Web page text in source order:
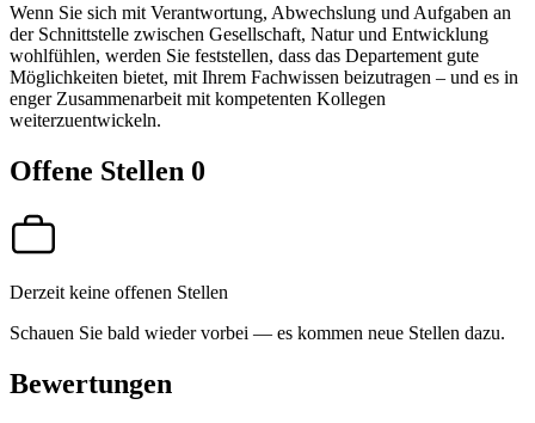
Wenn Sie sich mit Verantwortung, Abwechslung und Aufgaben an
der Schnittstelle zwischen Gesellschaft, Natur und Entwicklung
wohlfühlen, werden Sie feststellen, dass das Departement gute
Möglichkeiten bietet, mit Ihrem Fachwissen beizutragen – und es in
enger Zusammenarbeit mit kompetenten Kollegen
weiterzuentwickeln.
Offene Stellen 0
Derzeit keine offenen Stellen
Schauen Sie bald wieder vorbei — es kommen neue Stellen dazu.
Bewertungen